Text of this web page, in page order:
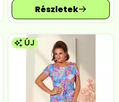
ÚJ